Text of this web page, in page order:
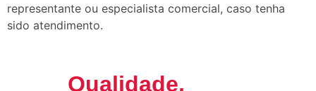
representante ou especialista comercial, caso tenha
sido atendimento.
Qualidade,